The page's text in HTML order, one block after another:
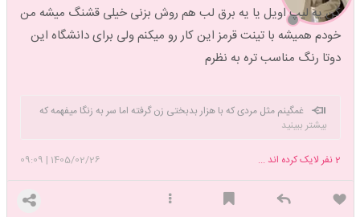
کن یه لیپ اویل یا یه برق لب هم روش بزنی خیلی قشنگ میشه من
خودم همیشه با تینت قرمز این کار رو میکنم ولی برای دانشگاه این
دوتا رنگ مناسب تره به نظرم
غمگینم مثل مردی که با هزار بدبختی زن گرفته اما سر به زنگا میفهمه که
زنش مردح!!!
بیشتر ببینید
1405/02/26
|
09:09 2نفر لایک کرده اند ...